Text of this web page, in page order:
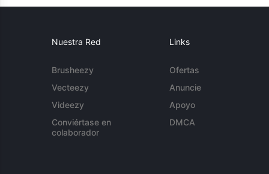
Nuestra Red
Brusheezy
Vecteezy
Videezy
Conviértase en
colaborador
Links
Ofertas
Anuncie
Apoyo
DMCA